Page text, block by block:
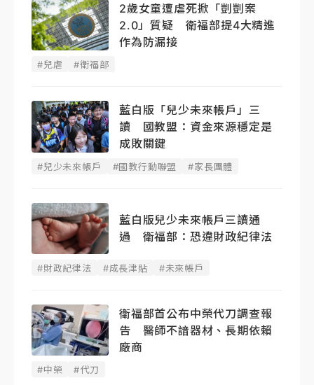
2歲女童遭虐死掀「剴剴案
2.0」質疑 衛福部提4大精進
作為防漏接
#兒虐 #衛福部
藍白版「兒少未來帳戶」三
讀 國教盟：資金來源穩定是
成敗關鍵
#兒少未來帳戶 #國教行動聯盟 #家長團體
藍白版兒少未來帳戶三讀通
過 衛福部：恐違財政紀律法
#財政紀律法 #成長津貼 #未來帳戶
衛福部首公布中榮代刀調查報
告 醫師不諳器材、長期依賴
廠商
#中榮 #代刀